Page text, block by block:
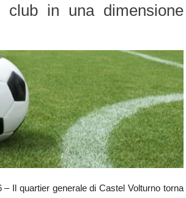
club in una dimensione
– Il quartier generale di Castel Volturno torna